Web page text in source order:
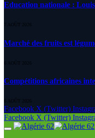
Education nationale :
7 AOÛT 2026
Marché des fruits est
6 AOÛT 2026
Compétitions africaines
6 AOÛT 2026
Facebook X (Twitter)
Facebook X (Twitter)